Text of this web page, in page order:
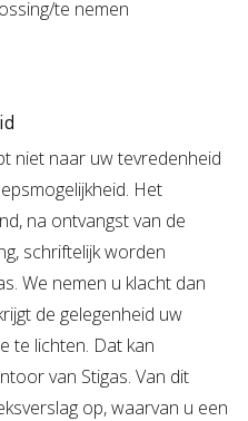
te nemen
niet naar uw tevredenheid
Het
na ontvangst van de
schriftelijk worden
We nemen u klacht dan
de gelegenheid uw
te lichten. Dat kan
van Stigas. Van dit
op, waarvan u een